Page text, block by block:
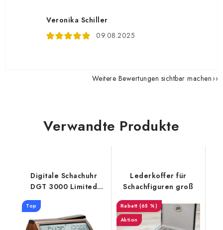
Veronika Schiller
09.08.2025
Weitere Bewertungen sichtbar machen
Verwandte Produkte
Digitale Schachuhr
DGT 3000 Limited
Top
Lederkoffer für
Schachfiguren groß
(65 %)
Aktion